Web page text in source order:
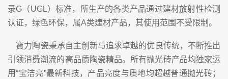
录G（UGL）标准，所生产的各类产品通过建材放射性检测
认证，绿色环保，属A类建材产品，其使用范围不受限制。
寶力陶瓷秉承自主创新与追求卓越的优良传统，不断推出
引领消费潮流的高品质陶瓷精品。所有抛光砖产品均独家运
用“宝洁亮”最新科技，产品亮度与质地均超越普通抛光砖；